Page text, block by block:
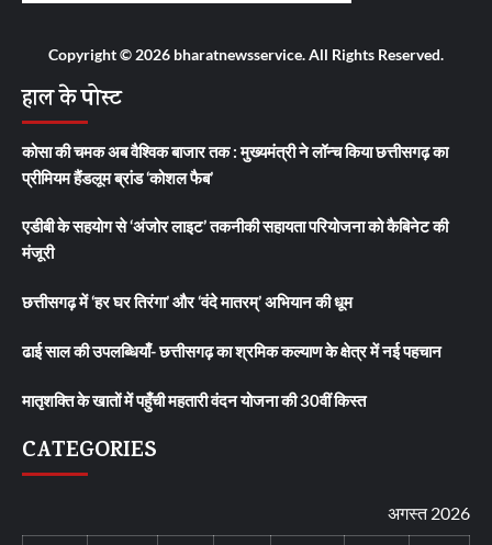
Copyright © 2026 bharatnewsservice. All Rights Reserved.
हाल के पोस्ट
कोसा की चमक अब वैश्विक बाजार तक : मुख्यमंत्री ने लॉन्च किया छत्तीसगढ़ का
प्रीमियम हैंडलूम ब्रांड ‘कोशल फैब’
एडीबी के सहयोग से ‘अंजोर लाइट’ तकनीकी सहायता परियोजना को कैबिनेट की
मंजूरी
छत्तीसगढ़ में ‘हर घर तिरंगा’ और ‘वंदे मातरम्’ अभियान की धूम
ढाई साल की उपलब्धियाँ- छत्तीसगढ़ का श्रमिक कल्याण के क्षेत्र में नई पहचान
मातृशक्ति के खातों में पहुँची महतारी वंदन योजना की 30वीं किस्त
CATEGORIES
अगस्त 2026